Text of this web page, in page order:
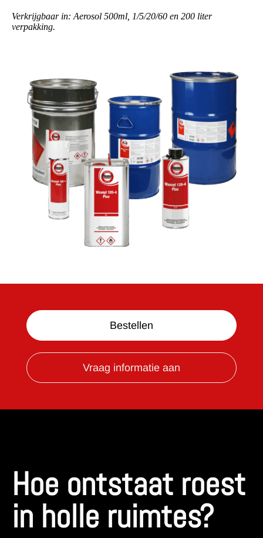
Verkrijgbaar in: Aerosol 500ml, 1/5/20/60 en 200 liter
verpakking.
Bestellen
Vraag informatie aan
Hoe ontstaat roest
in holle ruimtes?